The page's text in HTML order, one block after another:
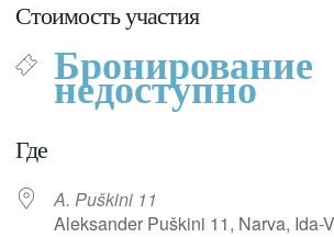
Стоимость участия
Бронирование
недоступно
Где
A. Puškini 11
Aleksander Puškini 11, Narva, Ida-